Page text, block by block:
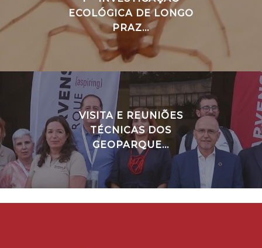
ECOLÓGICA DE LONGO
PRAZ...
VISITA E REUNIÕES
TÉCNICAS DOS
GEOPARQUE...